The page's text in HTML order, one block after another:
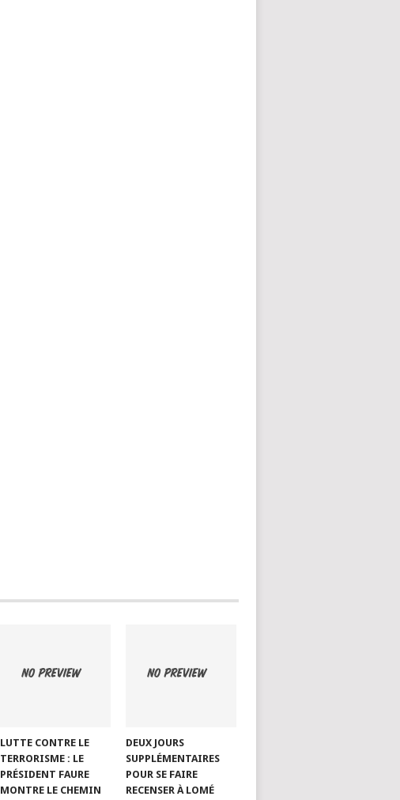
LUTTE CONTRE LE
TERRORISME : LE
PRÉSIDENT FAURE
MONTRE LE CHEMIN
DEUX JOURS
SUPPLÉMENTAIRES
POUR SE FAIRE
RECENSER À LOMÉ